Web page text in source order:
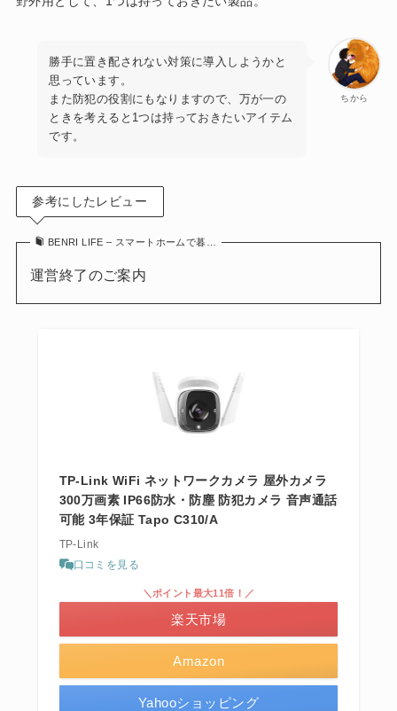
ちから
勝手に置き配されない対策に導入しようかと
思っています。
また防犯の役割にもなりますので、万が一の
ときを考えると1つは持っておきたいアイテム
です。
参考にしたレビュー
BENRI LIFE – スマートホームで暮…
運営終了のご案内
TP-Link WiFi ネットワークカメラ 屋外カメラ
300万画素 IP66防水・防塵 防犯カメラ 音声通話
可能 3年保証 Tapo C310/A
TP-Link
口コミを見る
Amazon
＼ポイント最大11倍！／
楽天市場
Yahooショッピング